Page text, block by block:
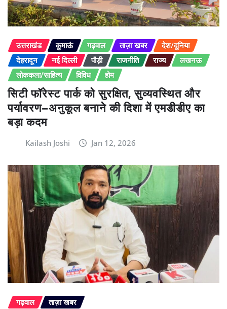
उत्तराखंड कुमाऊं गढ़वाल ताज़ा खबर
देश/दुनिया
देहरादून
नई दिल्ली पौड़ी राजनीति राज्य
लखनऊ
लोककला/साहित्य
विविध होम
सिटी फॉरेस्ट पार्क को सुरक्षित, सुव्यवस्थित और
पर्यावरण–अनुकूल बनाने की दिशा में एमडीडीए का
बड़ा कदम
Kailash Joshi Jan 12, 2026
गढ़वाल ताज़ा खबर